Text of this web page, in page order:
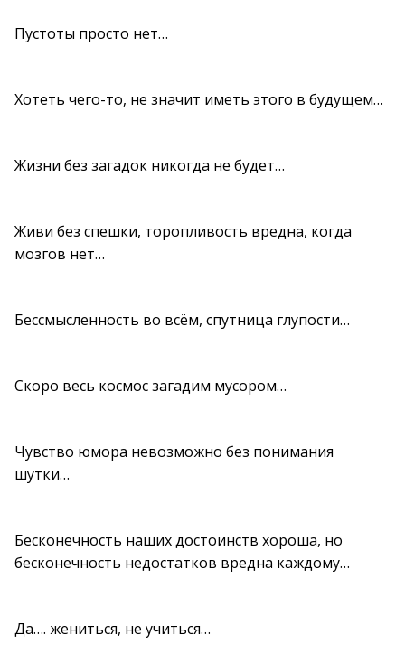
Пустоты просто нет…
Хотеть чего-то, не значит иметь этого в будущем…
Жизни без загадок никогда не будет…
Живи без спешки, торопливость вредна, когда
мозгов нет…
Бессмысленность во всём, спутница глупости…
Скоро весь космос загадим мусором…
Чувство юмора невозможно без понимания
шутки…
Бесконечность наших достоинств хороша, но
бесконечность недостатков вредна каждому…
Да…. жениться, не учиться…